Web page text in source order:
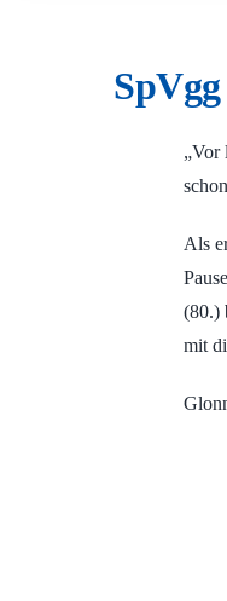
„Vor
Als
(80.)
mit